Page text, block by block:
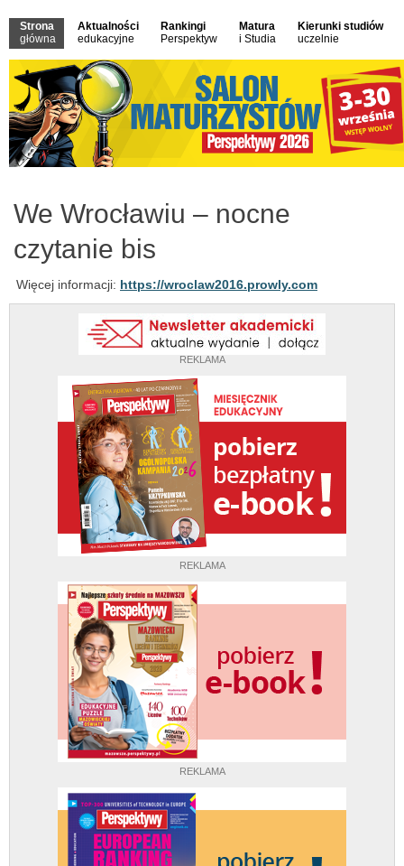
Strona
główna
Aktualności
edukacyjne
Rankingi
Perspektyw
Matura
i Studia
Kierunki studiów
uczelnie
REKLAMA
REKLAMA
REKLAMA
We Wrocławiu – nocne
czytanie bis
Więcej informacji: https://wroclaw2016.prowly.com